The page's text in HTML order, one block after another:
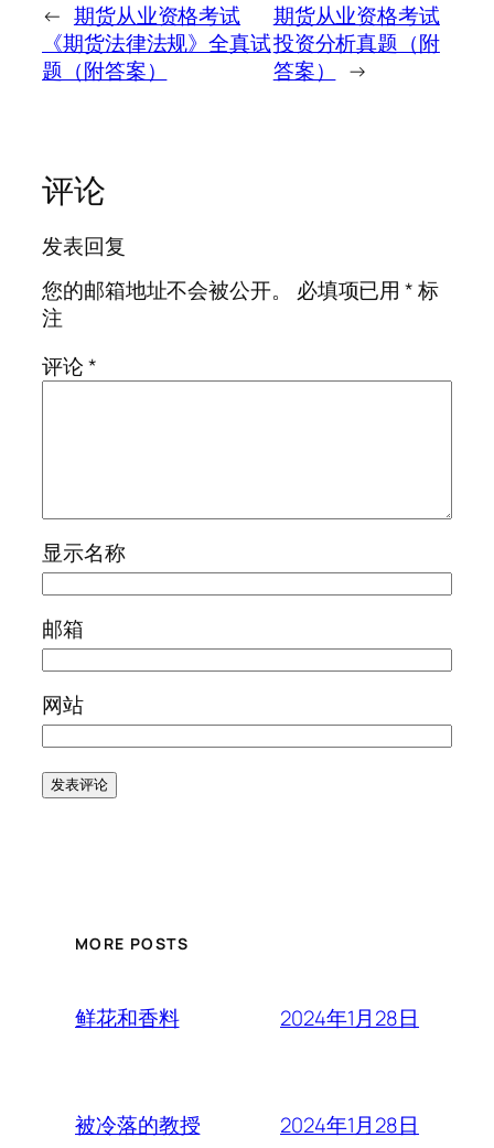
← 期货从业资格考试
《期货法律法规》全真试
题（附答案）
期货从业资格考试
投资分析真题（附
答案）
→
评论
发表回复
您的邮箱地址不会被公开。
必填项已用*标
注
评论*
显示名称
邮箱
网站
MORE POSTS
鲜花和香料 2024年1月28日
被冷落的教授 2024年1月28日